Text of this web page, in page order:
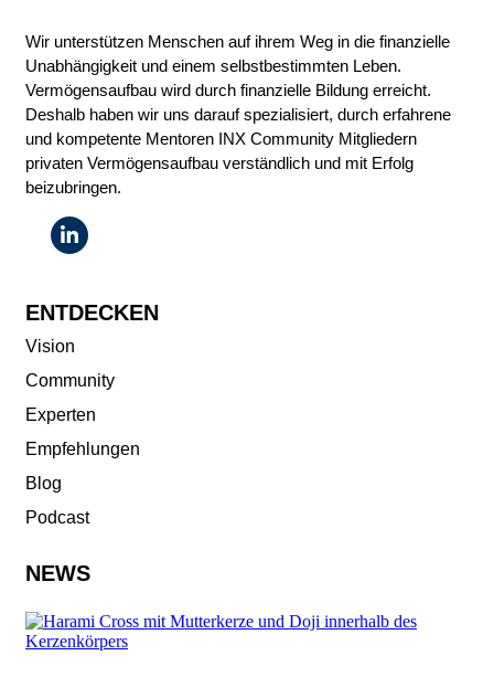
Wir unterstützen Menschen auf ihrem Weg in die finanzielle
Unabhängigkeit und einem selbstbestimmten Leben.
Vermögensaufbau wird durch finanzielle Bildung erreicht.
Deshalb haben wir uns darauf spezialisiert, durch erfahrene
und kompetente Mentoren INX Community Mitgliedern
privaten Vermögensaufbau verständlich und mit Erfolg
beizubringen.
ENTDECKEN
Vision
Community
Experten
Empfehlungen
Blog
Podcast
NEWS